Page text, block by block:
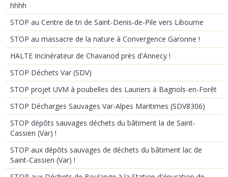
hhhh
STOP au Centre de tri de Saint-Denis-de-Pile vers Libourne
STOP au massacre de la nature à Convergence Garonne !
HALTE Incinérateur de Chavanod près d'Annecy !
STOP Déchets Var (SDV)
STOP projet UVM à poubelles des Lauriers à Bagnols-en-Forêt
STOP Décharges Sauvages Var-Alpes Maritimes (SDV8306)
STOP dépôts sauvages déchets du bâtiment la de Saint-
Cassien (Var) !
STOP aux dépôts sauvages de déchets du bâtiment lac de
Saint-Cassien (Var) !